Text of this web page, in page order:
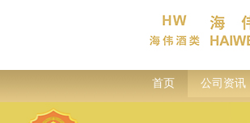
首页 公司资讯